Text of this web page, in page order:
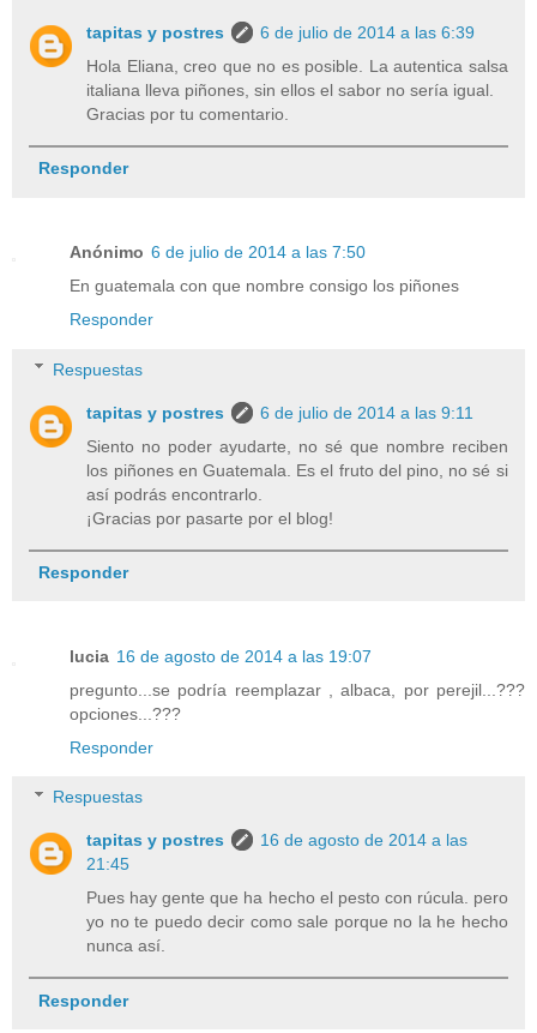
tapitas y postres
6 de julio de 2014 a las 6:39
Hola Eliana, creo que no es posible. La autentica salsa
italiana lleva piñones, sin ellos el sabor no sería igual.
Gracias por tu comentario.
Responder
Anónimo 6 de julio de 2014 a las 7:50
En guatemala con que nombre consigo los piñones
Responder
Respuestas
tapitas y postres
6 de julio de 2014 a las 9:11
Siento no poder ayudarte, no sé que nombre reciben
los piñones en Guatemala. Es el fruto del pino, no sé si
así podrás encontrarlo.
¡Gracias por pasarte por el blog!
Responder
lucia 16 de agosto de 2014 a las 19:07
pregunto...se podría reemplazar , albaca, por perejil...???
opciones...???
Responder
Respuestas
tapitas y postres
16 de agosto de 2014 a las
21:45
Pues hay gente que ha hecho el pesto con rúcula. pero
yo no te puedo decir como sale porque no la he hecho
nunca así.
Responder